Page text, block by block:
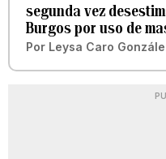
segunda vez
Burgos por uso de
Por Leysa Caro